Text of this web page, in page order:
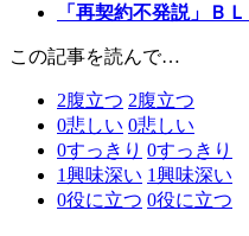
「再契約不発説」Ｂ
この記事を読んで…
2腹立つ 2腹立つ
0悲しい 0悲しい
0すっきり 0すっきり
1興味深い 1興味深い
0役に立つ 0役に立つ